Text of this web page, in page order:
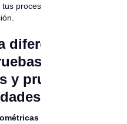
procesos de
diferencia
y pruebas
dan más